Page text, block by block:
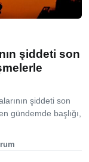
şiddeti son
şiddeti son
gündemde başlığı,